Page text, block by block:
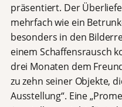
präsentiert. Der
mehrfach wie ein
besonders in den
einem Schaffensrausch
drei Monaten dem
zu zehn seiner Objekte,
Ausstellung“. Eine